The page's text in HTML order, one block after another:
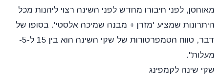
מאוחסן, לפני חיבורו מחדש לפני השינה רצוי ליהנות מכל
היתרונות שמציע 'מזרן + מבנה שמיכה אלסטי'. בסופו של
דבר, טווח הטמפרטורות של שקי השינה הוא בין 15 ל-5-
מעלות".
שקי שינה לקמפינג